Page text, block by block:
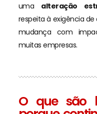
uma alteração
respeita à exigência
mudança com
muitas empresas.
O que são